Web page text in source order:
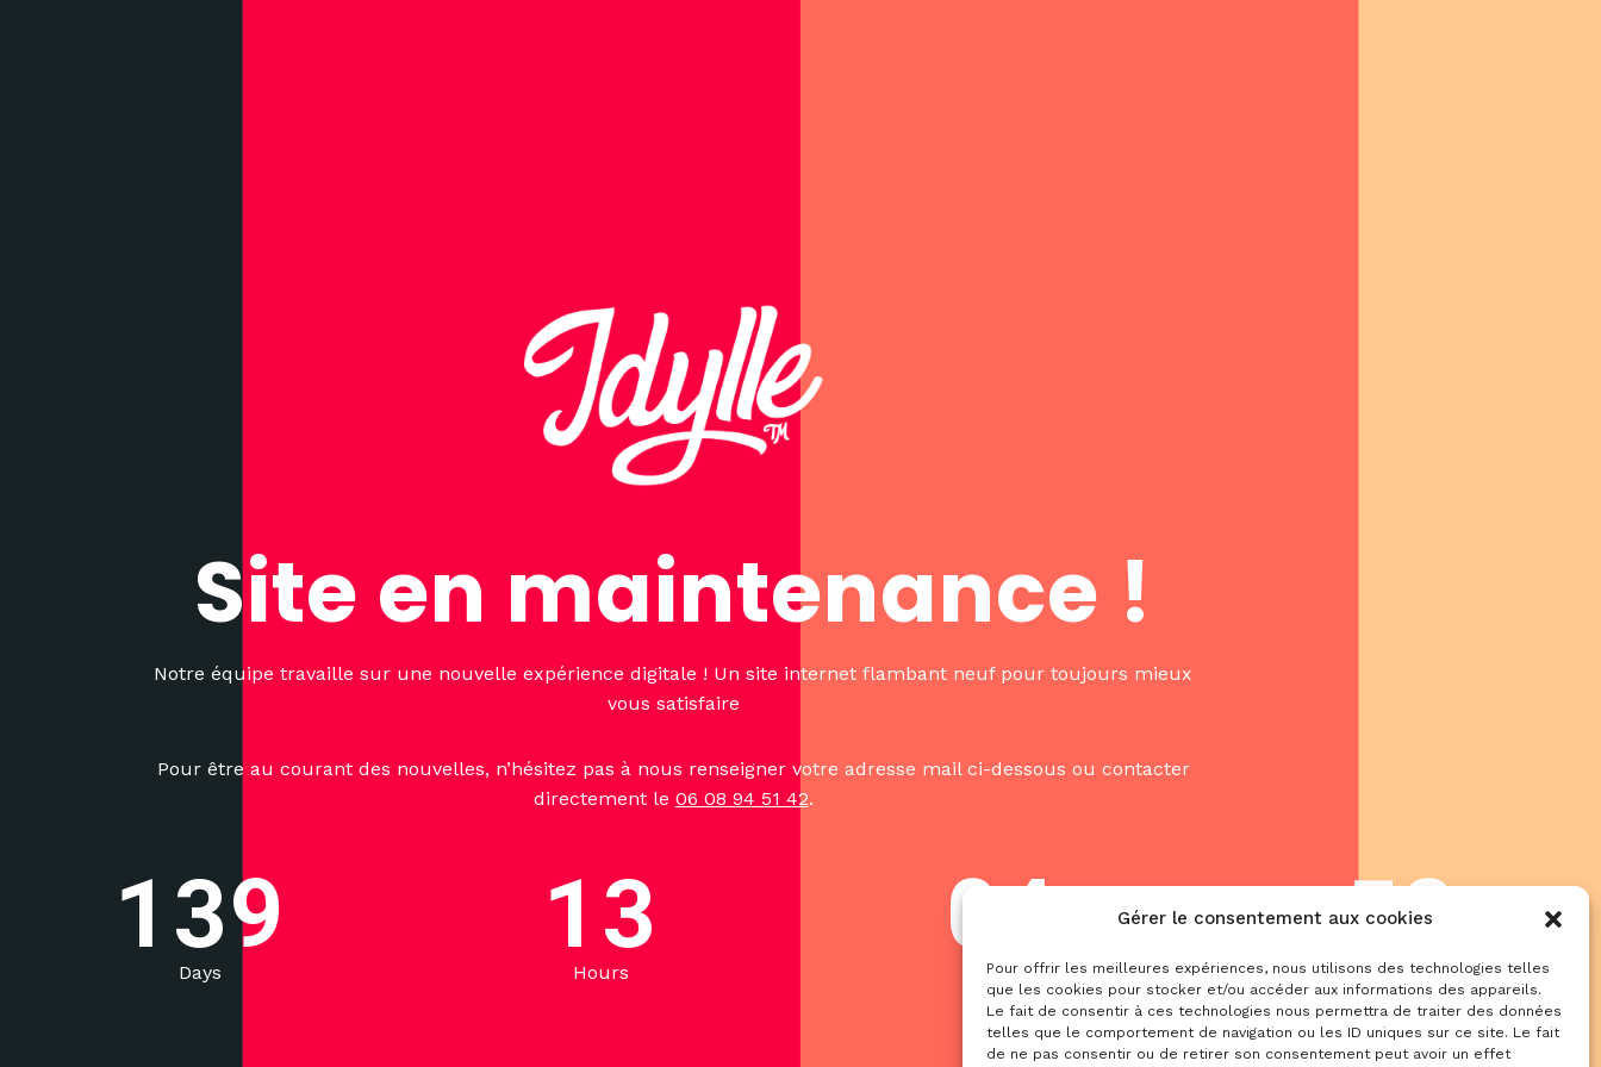
Gérer le consentement aux cookies
Pour offrir les meilleures expériences, nous utilisons des technologies telles
que les cookies pour stocker et/ou accéder aux informations des appareils.
Le fait de consentir à ces technologies nous permettra de traiter des données
telles que le comportement de navigation ou les ID uniques sur ce site. Le fait
de ne pas consentir ou de retirer son consentement peut avoir un effet
Site en maintenance !
Notre équipe travaille sur une nouvelle expérience digitale ! Un site internet flambant neuf pour toujours mieux
vous satisfaire
Pour être au courant des nouvelles, n’hésitez pas à nous renseigner votre adresse mail ci-dessous ou contacter
directement le 06 08 94 51 42.
139
Days 13
Hours 04
Minutes 52
Seconds